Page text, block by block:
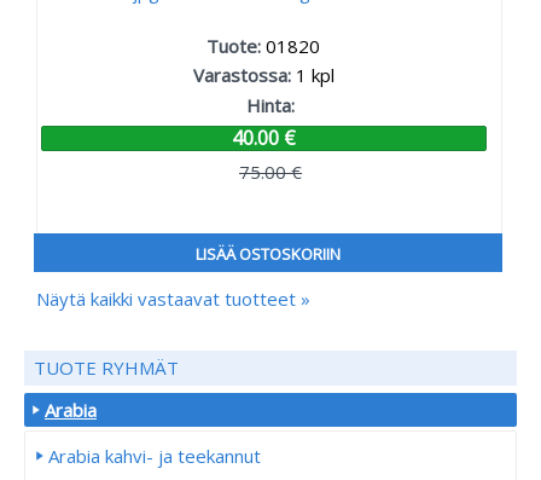
Tuote:01820
Varastossa: 1 kpl
Hinta:
40.00 €
75.00 €
LISÄÄ OSTOSKORIIN
Näytä kaikki vastaavat tuotteet »
TUOTE RYHMÄT
Arabia
Arabia kahvi- ja teekannut